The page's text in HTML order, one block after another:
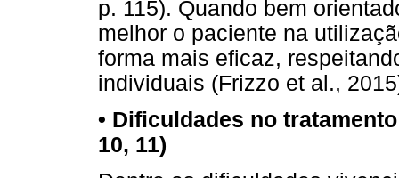
p. 115). Quando bem
melhor o paciente na
forma mais eficaz,
individuais (Frizzo et al.,
• Dificuldades no
10, 11)